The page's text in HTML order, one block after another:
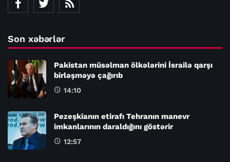
Son xəbərlər
Pakistan müsəlman ölkələrini İsrailə qarşı
birləşməyə çağırıb
14:10
Pezeşkianın etirafı Tehranın manevr
imkanlarının daraldığını göstərir
12:57